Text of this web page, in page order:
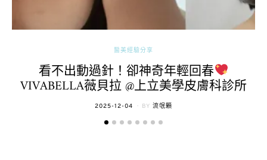
醫美經驗分享
看不出動過針！卻神奇年輕回春
VIVABELLA薇貝拉 @上立美學皮膚科診所
POSTED
2025-12-04 BY 流氓顆